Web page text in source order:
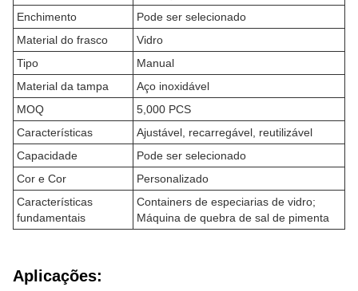
Enchimento
Pode ser selecionado
Material do frasco
Vidro
Tipo
Manual
Material da tampa
Aço inoxidável
MOQ
5,000 PCS
Características
Ajustável, recarregável, reutilizável
Capacidade
Pode ser selecionado
Cor e Cor
Personalizado
Características
fundamentais
Containers de especiarias de vidro;
Máquina de quebra de sal de pimenta
Aplicações: